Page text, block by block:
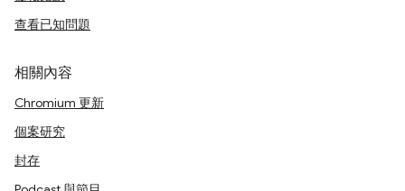
查看已知問題
相關內容
Chromium 更新
個案研究
封存